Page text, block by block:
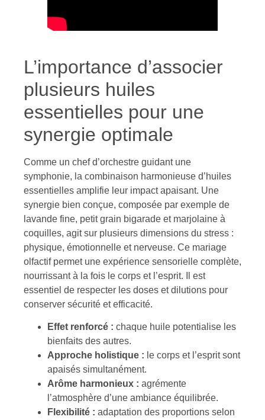
L’importance d’associer
plusieurs huiles
essentielles pour une
synergie optimale
Comme un chef d’orchestre guidant une
symphonie, la combinaison harmonieuse d’huiles
essentielles amplifie leur impact apaisant. Une
synergie bien conçue, composée par exemple de
lavande fine, petit grain bigarade et marjolaine à
coquilles, agit sur plusieurs dimensions du stress :
physique, émotionnelle et nerveuse. Ce mariage
olfactif permet une expérience sensorielle complète,
nourrissant à la fois le corps et l’esprit. Il est
essentiel de respecter les doses et dilutions pour
conserver sécurité et efficacité.
Effet renforcé : chaque huile potentialise les
bienfaits des autres.
Approche holistique : le corps et l’esprit sont
apaisés simultanément.
Arôme harmonieux : agrémente
l’atmosphère d’une ambiance équilibrée.
Flexibilité : adaptation des proportions selon